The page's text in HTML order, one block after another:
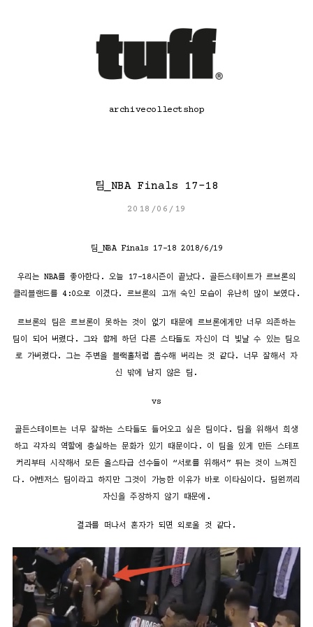
archivecollectshop
팀_NBA Finals 17-18
2018/06/19
팀_NBA Finals 17-18 2018/6/19
우리는 NBA를 좋아한다. 오늘 17-18시즌이 끝났다. 골든스테이트가 르브론의
클리블랜드를 4:0으로 이겼다. 르브론의 고개 숙인 모습이 유난히 많이 보였다.
르브론의 팀은 르브론이 못하는 것이 없기 때문에 르브론에게만 너무 의존하는
팀이 되어 버렸다. 그와 함께 하던 다른 스타들도 자신이 더 빛날 수 있는 팀으
로 가버렸다. 그는 주변을 블랙홀처럼 흡수해 버리는 것 같다. 너무 잘해서 자
신 밖에 남지 않은 팀.
vs
골든스테이트는 너무 잘하는 스타들도 들어오고 싶은 팀이다. 팀을 위해서 희생
하고 각자의 역할에 충실하는 문화가 있기 때문이다. 이 팀을 있게 만든 스테프
커리부터 시작해서 모든 올스타급 선수들이 “서로를 위해서” 뛰는 것이 느껴진
다. 어벤저스 팀이라고 하지만 그것이 가능한 이유가 바로 이타심이다. 팀원끼리
자신을 주장하지 않기 때문에.
결과를 떠나서 혼자가 되면 외로울 것 같다.